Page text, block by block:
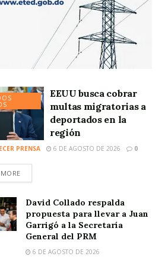
EEUU busca cobrar
multas migratorias a
deportados en la
región
PRENSA 6 DE AGOSTO DE 2026 0
David Collado respalda
propuesta para llevar a Juan
Garrigó a la Secretaría
General del PRM
6 DE AGOSTO DE 2026